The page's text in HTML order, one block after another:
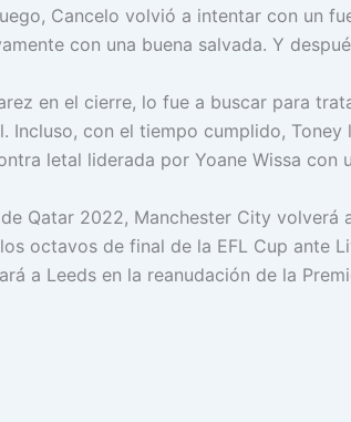
Cancelo volvió a intentar con un
con una buena salvada. Y
en el cierre, lo fue a buscar para
Incluso, con el tiempo cumplido,
letal liderada por Yoane Wissa con
Qatar 2022, Manchester City volverá
octavos de final de la EFL Cup ante
a Leeds en la reanudación de la